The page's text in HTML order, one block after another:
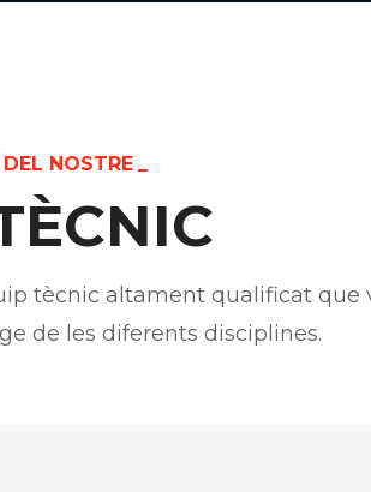
NOSTRE
tècnic altament qualificat que
de les diferents disciplines.